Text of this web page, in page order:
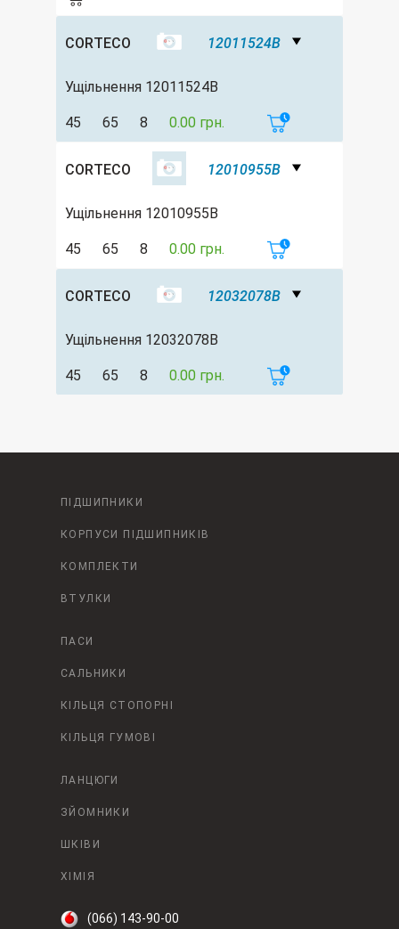
CORTECO 12011524B
Ущільнення 12011524B
45 65 8 0.00 грн.
CORTECO 12010955B
Ущільнення 12010955B
45 65 8 0.00 грн.
CORTECO 12032078B
Ущільнення 12032078B
45 65 8 0.00 грн.
ПІДШИПНИКИ
КОРПУСИ ПІДШИПНИКІВ
КОМПЛЕКТИ
ВТУЛКИ
ПАСИ
САЛЬНИКИ
КІЛЬЦЯ СТОПОРНІ
КІЛЬЦЯ ГУМОВІ
ЛАНЦЮГИ
ЗЙОМНИКИ
ШКІВИ
ХІМІЯ
(066) 143-90-00